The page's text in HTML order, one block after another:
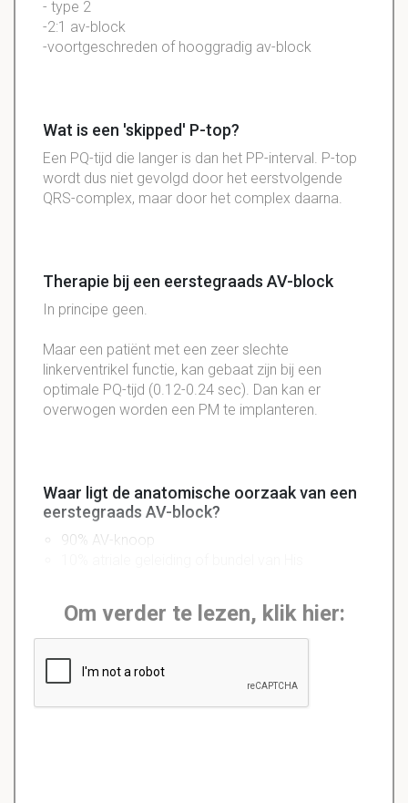
- type 2
-2:1 av-block
-voortgeschreden of hooggradig av-block
Wat is een 'skipped' P-top?
Een PQ-tijd die langer is dan het PP-interval. P-top
wordt dus niet gevolgd door het eerstvolgende
QRS-complex, maar door het complex daarna.
Therapie bij een eerstegraads AV-block
In principe geen.
Maar een patiënt met een zeer slechte
linkerventrikel functie, kan gebaat zijn bij een
optimale PQ-tijd (0.12-0.24 sec). Dan kan er
overwogen worden een PM te implanteren.
Waar ligt de anatomische oorzaak van een
eerstegraads AV-block?
90% AV-knoop
Om verder te lezen, klik hier: